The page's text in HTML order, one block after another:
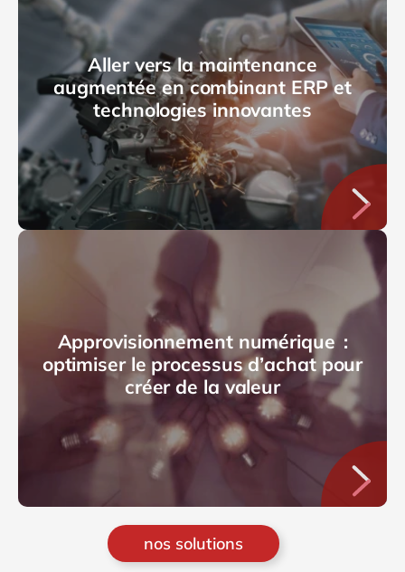
Aller vers la maintenance
augmentée en combinant ERP et
technologies innovantes
Approvisionnement numérique :
optimiser le processus d’achat pour
créer de la valeur
nos solutions